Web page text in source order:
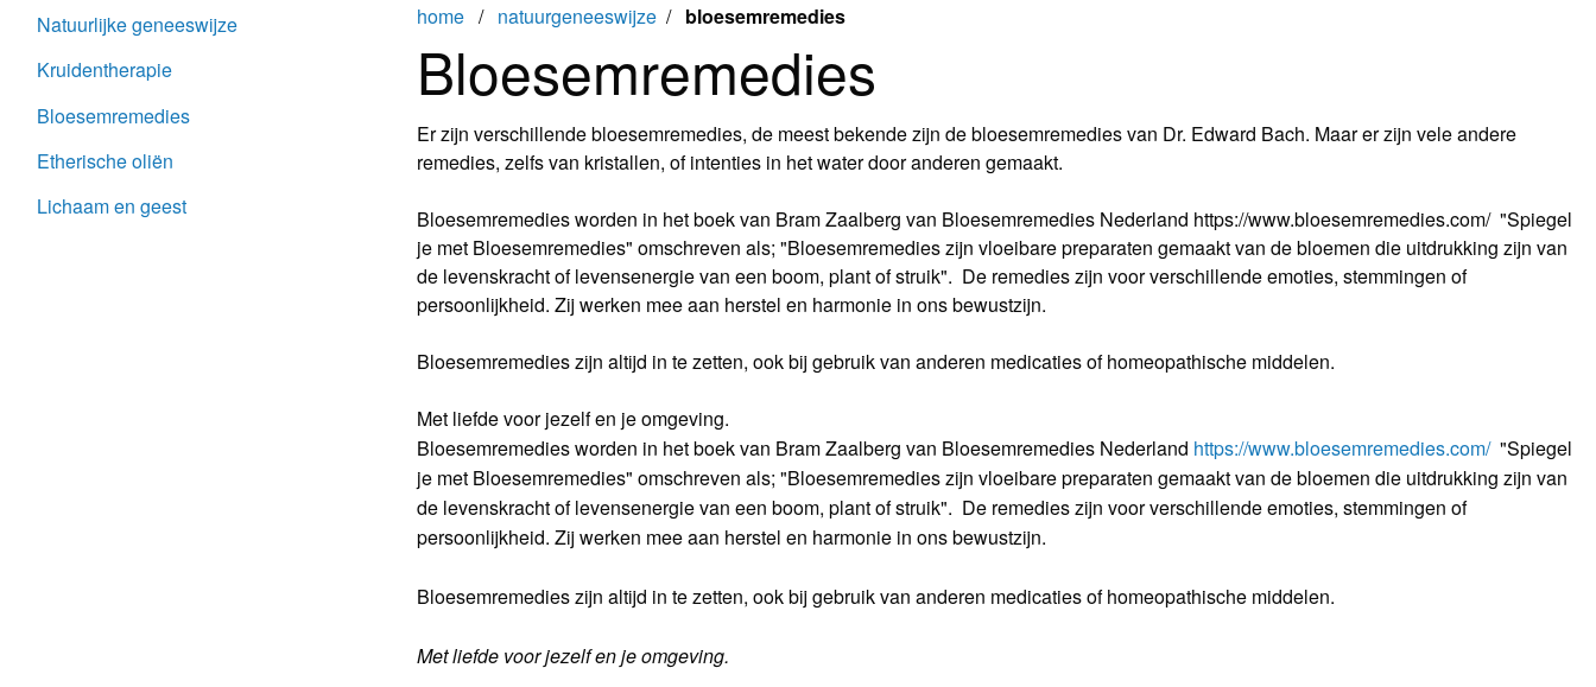
Natuurlijke geneeswijze
Kruidentherapie
Bloesemremedies
Etherische oliën
Lichaam en geest
home / natuurgeneeswijze / bloesemremedies
Bloesemremedies
Er zijn verschillende bloesemremedies, de meest bekende zijn de bloesemremedies van Dr. Edward Bach. Maar er zijn vele andere
remedies, zelfs van kristallen, of intenties in het water door anderen gemaakt.
Bloesemremedies worden in het boek van Bram Zaalberg van Bloesemremedies Nederland https://www.bloesemremedies.com/ "Spiegel
je met Bloesemremedies" omschreven als; "Bloesemremedies zijn vloeibare preparaten gemaakt van de bloemen die uitdrukking zijn van
de levenskracht of levensenergie van een boom, plant of struik". De remedies zijn voor verschillende emoties, stemmingen of
persoonlijkheid. Zij werken mee aan herstel en harmonie in ons bewustzijn.
Bloesemremedies zijn altijd in te zetten, ook bij gebruik van anderen medicaties of homeopathische middelen.
Met liefde voor jezelf en je omgeving.
Bloesemremedies worden in het boek van Bram Zaalberg van Bloesemremedies Nederland https://www.bloesemremedies.com/"Spiegel
je met Bloesemremedies" omschreven als; "Bloesemremedies zijn vloeibare preparaten gemaakt van de bloemen die uitdrukking zijn van
de levenskracht of levensenergie van een boom, plant of struik". De remedies zijn voor verschillende emoties, stemmingen of
persoonlijkheid. Zij werken mee aan herstel en harmonie in ons bewustzijn.
Bloesemremedies zijn altijd in te zetten, ook bij gebruik van anderen medicaties of homeopathische middelen.
Met liefde voor jezelf en je omgeving.